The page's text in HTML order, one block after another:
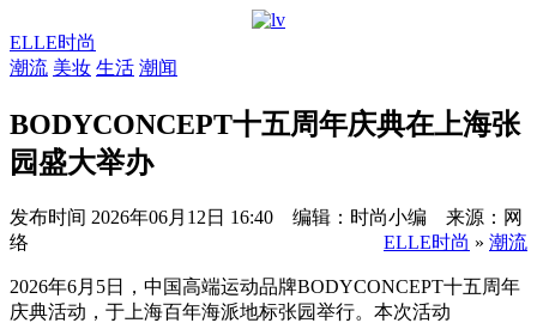
ELLE时尚
潮流 美妆 生活 潮闻
BODYCONCEPT十五周年庆典在上海张
园盛大举办
发布时间 2026年06月12日 16:40 编辑：时尚小编 来源：网
络
ELLE时尚 » 潮流
2026年6月5日，中国高端运动品牌BODYCONCEPT十五周年
庆典活动，于上海百年海派地标张园举行。本次活动